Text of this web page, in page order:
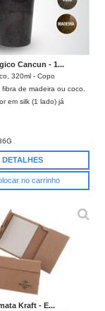
Cancun - 1...
320ml - Copo
fibra de madeira ou coco.
em silk (1 lado) já
DETALHES
no carrinho
Kraft - E...